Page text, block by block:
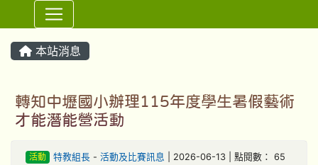
⏸
本站消息
轉知中壢國小辦理115年度學生暑假藝術
才能潛能營活動
活動 特教組長- 活動及比賽訊息 | 2026-06-13 | 點閱數： 65